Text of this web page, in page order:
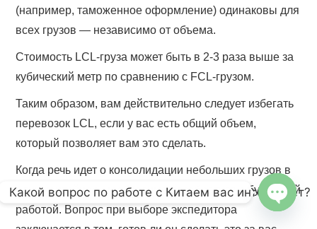
(например, таможенное оформление) одинаковы для
всех грузов — независимо от объема.
Стоимость LCL-груза может быть в 2-3 раза выше за
кубический метр по сравнению с FCL-грузом.
Таким образом, вам действительно следует избегать
перевозок LCL, если у вас есть общий объем,
который позволяет вам это сделать.
Когда речь идет о консолидации небольших грузов в
один контейнер, необходимо разобраться с бумажной
работой. Вопрос при выборе экспедитора
Какой вопрос по работе с Китаем вас интересует?